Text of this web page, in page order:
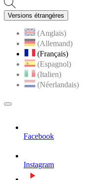
Versions étrangères
(Anglais)
(Allemand)
(Français)
(Espagnol)
(Italien)
(Néerlandais)
MENU
Facebook
Instagram